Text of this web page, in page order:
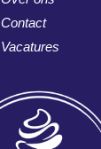
Contact
Vacatures